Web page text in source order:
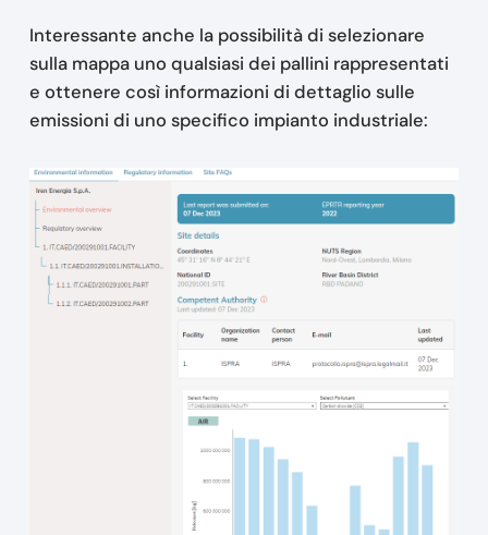
Interessante anche la possibilità di selezionare
sulla mappa uno qualsiasi dei pallini rappresentati
e ottenere così informazioni di dettaglio sulle
emissioni di uno specifico impianto industriale: